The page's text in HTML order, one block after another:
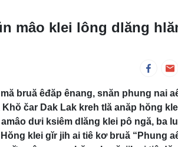
mâo klei lông dlăng
bruă êđăp ênang, snăn phung nai
čar Dak Lak kreh tlă anăp hŏng
dưi ksiêm dlăng klei pô ngă, ba
klei gĭr jih ai tiê kơ bruă “Phung